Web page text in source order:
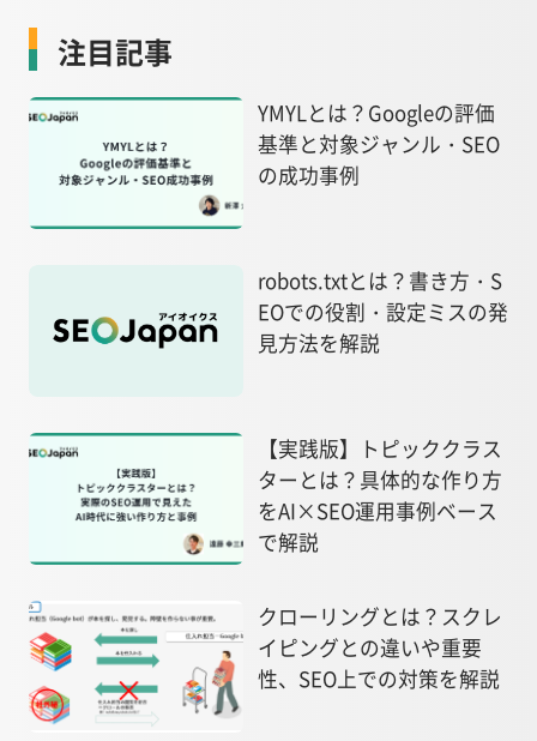
注目記事
YMYLとは？Googleの評価
基準と対象ジャンル・SEO
の成功事例
robots.txtとは？書き方・S
EOでの役割・設定ミスの発
見方法を解説
【実践版】トピッククラス
ターとは？具体的な作り方
をAI×SEO運用事例ベース
で解説
クローリングとは？スクレ
イピングとの違いや重要
性、SEO上での対策を解説